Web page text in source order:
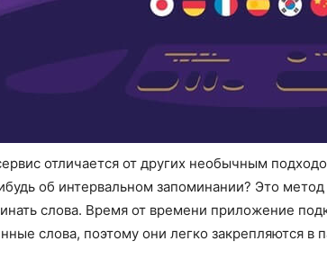
отличается от других необычным
об интервальном запоминании? Это
слова. Время от времени приложение
слова, поэтому они легко закрепляются в